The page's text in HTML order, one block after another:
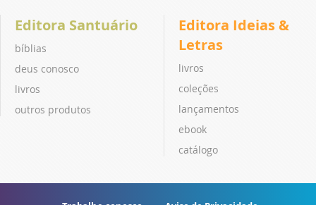
Editora Santuário
bíblias
deus conosco
livros
outros produtos
Editora Ideias &
Letras
livros
coleções
lançamentos
ebook
catálogo